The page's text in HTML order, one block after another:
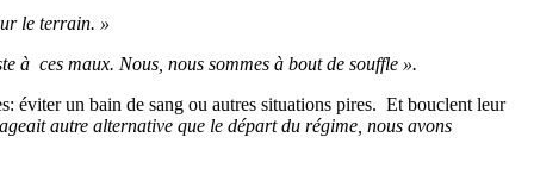
le terrain. »
à ces maux. Nous, nous sommes à bout de souffle ».
éviter un bain de sang ou autres situations pires. Et bouclent leur
autre alternative que le départ du régime, nous avons